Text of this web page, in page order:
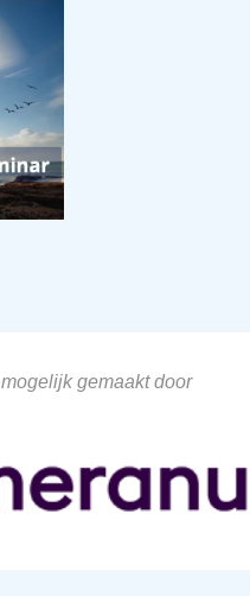
gemaakt door